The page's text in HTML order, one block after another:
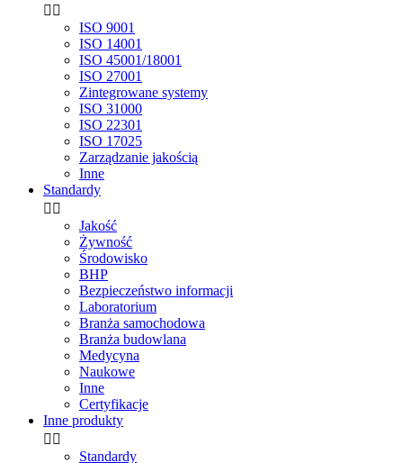
 
ISO 9001
ISO 14001
ISO 45001/18001
ISO 27001
Zintegrowane systemy
ISO 31000
ISO 22301
ISO 17025
Zarządzanie jakością
Inne
Standardy
 
Jakość
Żywność
Środowisko
BHP
Bezpieczeństwo informacji
Laboratorium
Branża samochodowa
Branża budowlana
Medycyna
Naukowe
Inne
Certyfikacje
Inne produkty
 
Standardy